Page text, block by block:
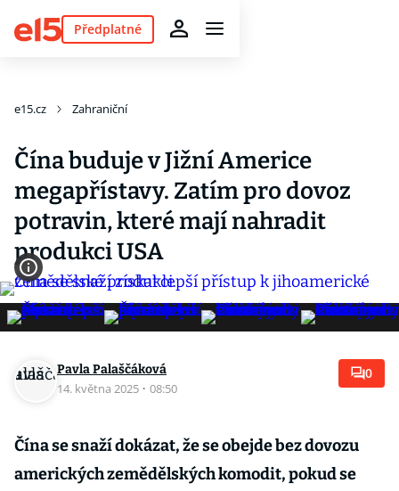
Předplatné
e15.cz Zahraniční
Čína buduje v Jižní Americe
megapřístavy. Zatím pro dovoz
potravin, které mají nahradit
produkci USA
Pavla Palaščáková
14. května 2025 · 08:50
0
Čína se snaží dokázat, že se obejde bez dovozu
amerických zemědělských komodit, pokud se